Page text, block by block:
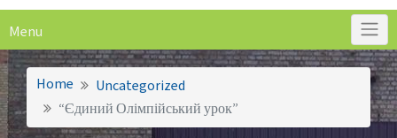
Menu
Home
Uncategorized
“Єдиний Олімпійський урок”